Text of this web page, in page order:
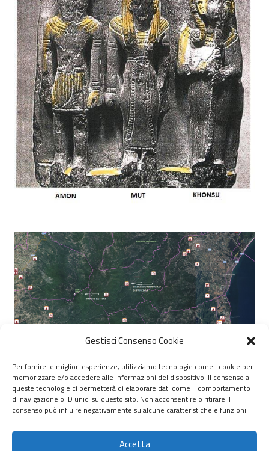
Gestisci Consenso Cookie
Per fornire le migliori esperienze, utilizziamo tecnologie come i cookie per
memorizzare e/o accedere alle informazioni del dispositivo. Il consenso a
queste tecnologie ci permetterà di elaborare dati come il comportamento
di navigazione o ID unici su questo sito. Non acconsentire o ritirare il
consenso può influire negativamente su alcune caratteristiche e funzioni.
Accetta
© 2020 – 2026 Nurnet – La rete dei Nuraghi – webdesign:
antoniopalumbo.it
Home